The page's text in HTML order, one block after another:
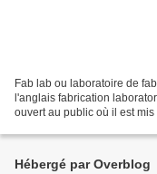
Fab lab ou laboratoire de
l'anglais fabrication
ouvert au public où il est
Hébergé par Overblog